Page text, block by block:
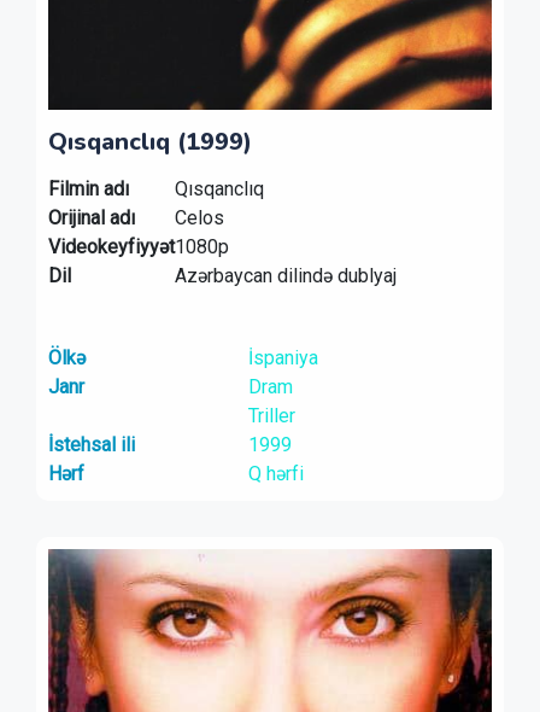
Qısqanclıq (1999)
Filmin adı
Qısqanclıq
Orijinal adı
Celos
Videokeyfiyyət1080p
Dil
Azərbaycan dilində dublyaj
Ölkə
İspaniya
Janr
Dram
Triller
İstehsal ili
1999
Hərf
Q hərfi